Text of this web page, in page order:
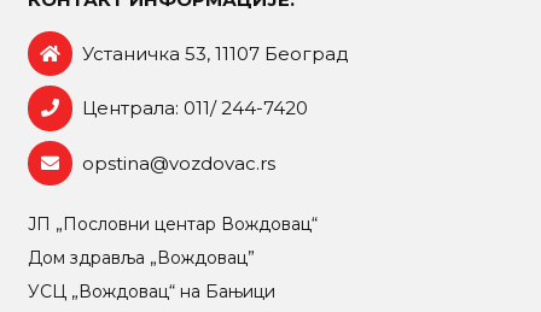
Устаничка 53, 11107 Београд
Централа: 011/ 244-7420
opstina@vozdovac.rs
ЈП „Пословни центар Вождовац“
Дом здравља „Вождовац”
УСЦ „Вождовац“ на Бањици